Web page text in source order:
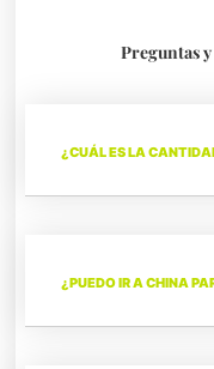
Preguntas
¿CUÁL ES LA
¿PUEDO IR A CHINA